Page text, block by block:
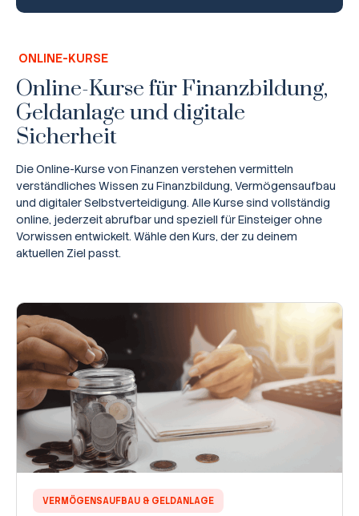
Online Kurse
ONLINE-KURSE
Online-Kurse für Finanzbildung,
Geldanlage und digitale
Sicherheit
Die Online-Kurse von Finanzen verstehen vermitteln
verständliches Wissen zu Finanzbildung, Vermögensaufbau
und digitaler Selbstverteidigung. Alle Kurse sind vollständig
online, jederzeit abrufbar und speziell für Einsteiger ohne
Vorwissen entwickelt. Wähle den Kurs, der zu deinem
aktuellen Ziel passt.
VERMÖGENSAUFBAU & GELDANLAGE